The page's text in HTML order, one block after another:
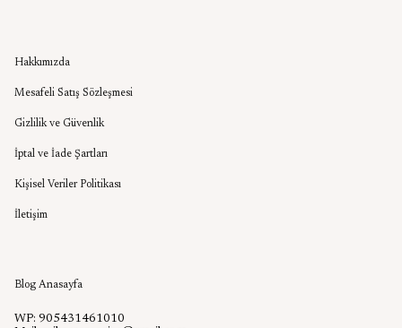
Hakkımızda
Mesafeli Satış Sözleşmesi
Gizlilik ve Güvenlik
İptal ve İade Şartları
Kişisel Veriler Politikası
İletişim
Blog Anasayfa
WP: 905431461010